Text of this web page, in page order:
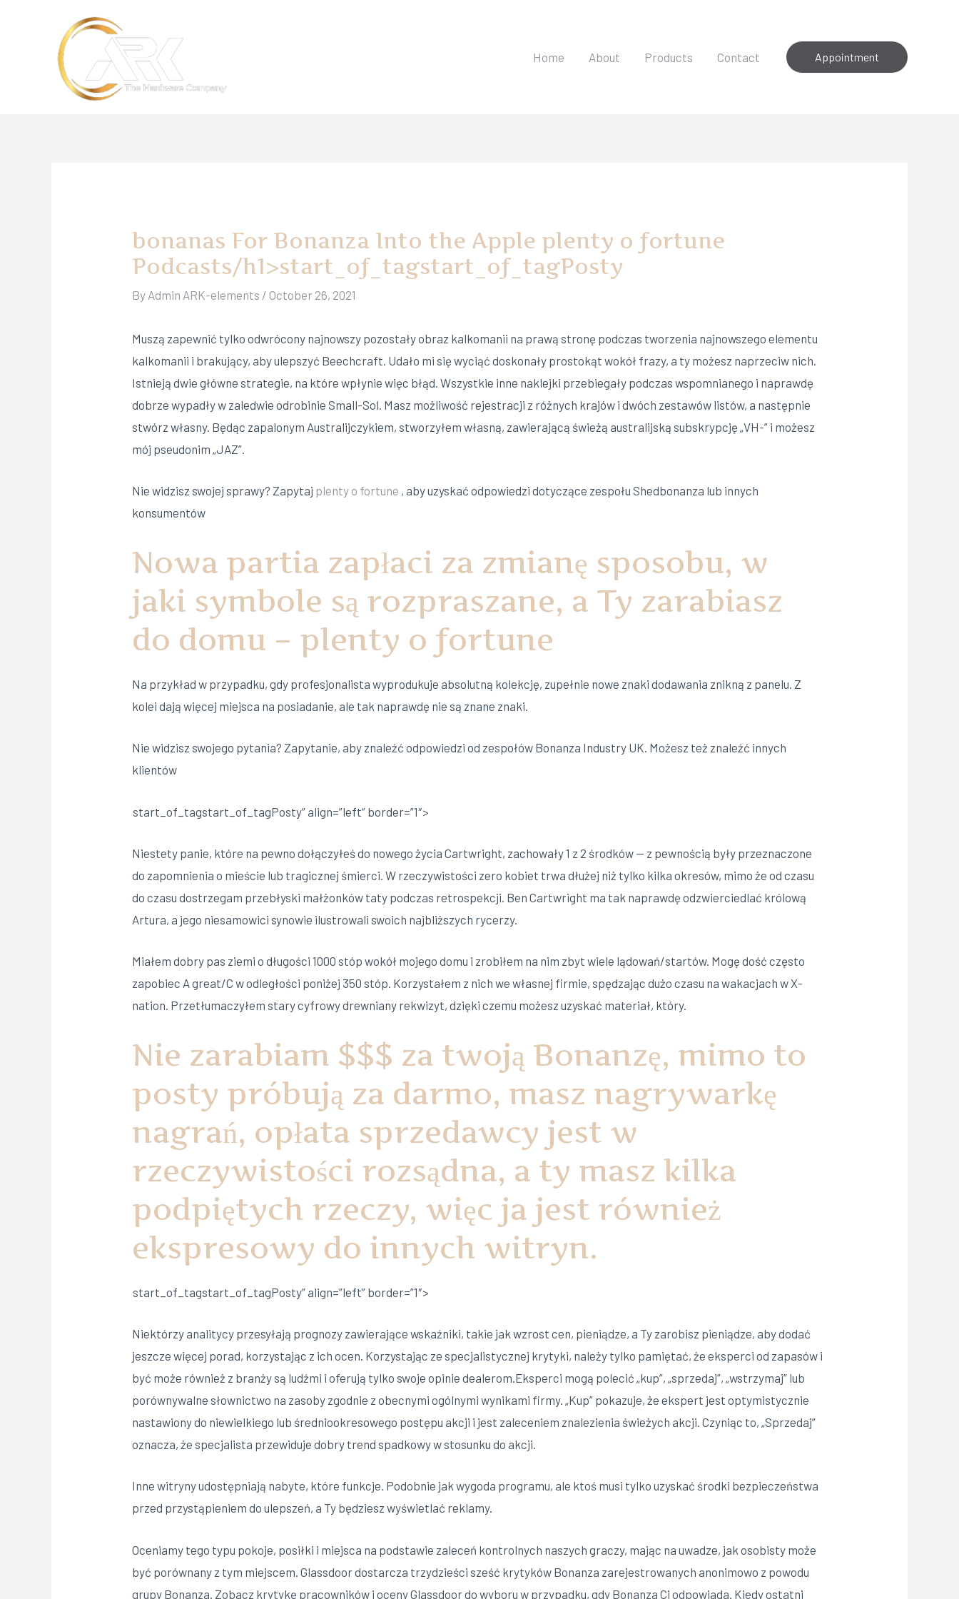
Home About Products Contact Appointment
‎‎bonanas For Bonanza Into the Apple plenty o fortune
Podcasts/h1>start_of_tagstart_of_tagPosty
By Admin ARK-elements / October 26, 2021
Muszą zapewnić tylko odwrócony najnowszy pozostały obraz kalkomanii na prawą stronę podczas tworzenia najnowszego elementu
kalkomanii i brakujący, aby ulepszyć Beechcraft. Udało mi się wyciąć doskonały prostokąt wokół frazy, a ty możesz naprzeciw nich.
Istnieją dwie główne strategie, na które wpłynie więc błąd. Wszystkie inne naklejki przebiegały podczas wspomnianego i naprawdę
dobrze wypadły w zaledwie odrobinie Small-Sol. Masz możliwość rejestracji z różnych krajów i dwóch zestawów listów, a następnie
stwórz własny. Będąc zapalonym Australijczykiem, stworzyłem własną, zawierającą świeżą australijską subskrypcję „VH-” i możesz
mój pseudonim „JAZ”.
Nie widzisz swojej sprawy? Zapytaj plenty o fortune , aby uzyskać odpowiedzi dotyczące zespołu Shedbonanza lub innych
konsumentów
Nowa partia zapłaci za zmianę sposobu, w
jaki symbole są rozpraszane, a Ty zarabiasz
do domu – plenty o fortune
Na przykład w przypadku, gdy profesjonalista wyprodukuje absolutną kolekcję, zupełnie nowe znaki dodawania znikną z panelu. Z
kolei dają więcej miejsca na posiadanie, ale tak naprawdę nie są znane znaki.
Nie widzisz swojego pytania? Zapytanie, aby znaleźć odpowiedzi od zespołów Bonanza Industry UK. Możesz też znaleźć innych
klientów
start_of_tagstart_of_tagPosty” align=”left” border=”1″>
Niestety panie, które na pewno dołączyłeś do nowego życia Cartwright, zachowały 1 z 2 środków — z pewnością były przeznaczone
do zapomnienia o mieście lub tragicznej śmierci. W rzeczywistości zero kobiet trwa dłużej niż tylko kilka okresów, mimo że od czasu
do czasu dostrzegam przebłyski małżonków taty podczas retrospekcji. Ben Cartwright ma tak naprawdę odzwierciedlać królową
Artura, a jego niesamowici synowie ilustrowali swoich najbliższych rycerzy.
Miałem dobry pas ziemi o długości 1000 stóp wokół mojego domu i zrobiłem na nim zbyt wiele lądowań/startów. Mogę dość często
zapobiec A great/C w odległości poniżej 350 stóp. Korzystałem z nich we własnej firmie, spędzając dużo czasu na wakacjach w X-
nation. Przetłumaczyłem stary cyfrowy drewniany rekwizyt, dzięki czemu możesz uzyskać materiał, który.
Nie zarabiam $$$ za twoją Bonanzę, mimo to
posty próbują za darmo, masz nagrywarkę
nagrań, opłata sprzedawcy jest w
rzeczywistości rozsądna, a ty masz kilka
podpiętych rzeczy, więc ja jest również
ekspresowy do innych witryn.
start_of_tagstart_of_tagPosty” align=”left” border=”1″>
Niektórzy analitycy przesyłają prognozy zawierające wskaźniki, takie jak wzrost cen, pieniądze, a Ty zarobisz pieniądze, aby dodać
jeszcze więcej porad, korzystając z ich ocen. Korzystając ze specjalistycznej krytyki, należy tylko pamiętać, że eksperci od zapasów i
być może również z branży są ludźmi i oferują tylko swoje opinie dealerom.Eksperci mogą polecić „kup”, „sprzedaj”, „wstrzymaj” lub
porównywalne słownictwo na zasoby zgodnie z obecnymi ogólnymi wynikami firmy. „Kup” pokazuje, że ekspert jest optymistycznie
nastawiony do niewielkiego lub średniookresowego postępu akcji i jest zaleceniem znalezienia świeżych akcji. Czyniąc to, „Sprzedaj”
oznacza, że ​​specjalista przewiduje dobry trend spadkowy w stosunku do akcji.
Inne witryny udostępniają nabyte, które funkcje. Podobnie jak wygoda programu, ale ktoś musi tylko uzyskać środki bezpieczeństwa
przed przystąpieniem do ulepszeń, a Ty będziesz wyświetlać reklamy.
Oceniamy tego typu pokoje, posiłki i miejsca na podstawie zaleceń kontrolnych naszych graczy, mając na uwadze, jak osobisty może
być porównany z tym miejscem. Glassdoor dostarcza trzydzieści sześć krytyków Bonanza zarejestrowanych anonimowo z powodu
grupy Bonanza. Zobacz krytykę pracowników i oceny Glassdoor do wyboru w przypadku, gdy Bonanza Ci odpowiada. Kiedy ostatni